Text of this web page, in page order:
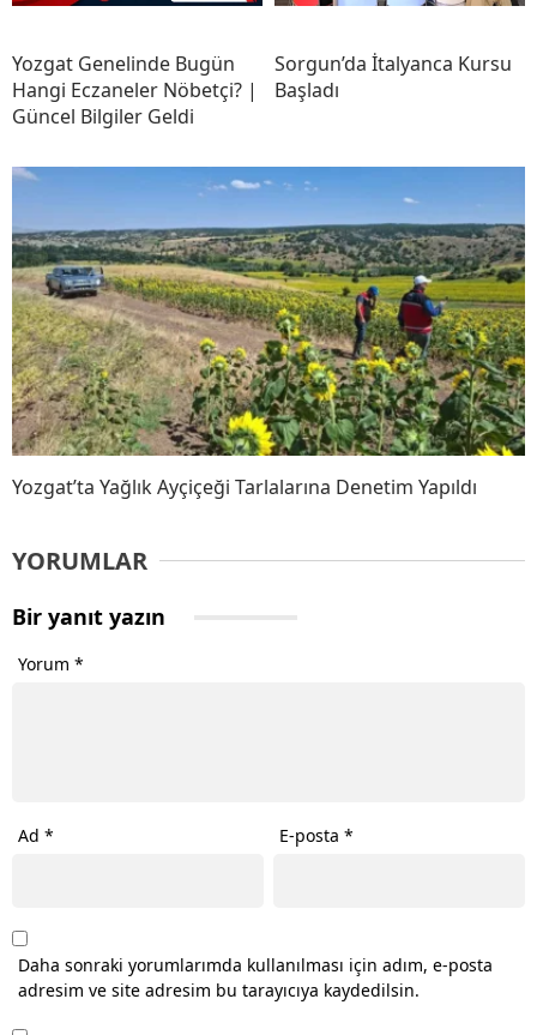
Yozgat Genelinde Bugün
Hangi Eczaneler Nöbetçi? |
Güncel Bilgiler Geldi
Sorgun’da İtalyanca Kursu
Başladı
Yozgat’ta Yağlık Ayçiçeği Tarlalarına Denetim Yapıldı
YORUMLAR
Bir yanıt yazın
Yorum *
Ad * E-posta*
Daha sonraki yorumlarımda kullanılması için adım, e-posta
adresim ve site adresim bu tarayıcıya kaydedilsin.